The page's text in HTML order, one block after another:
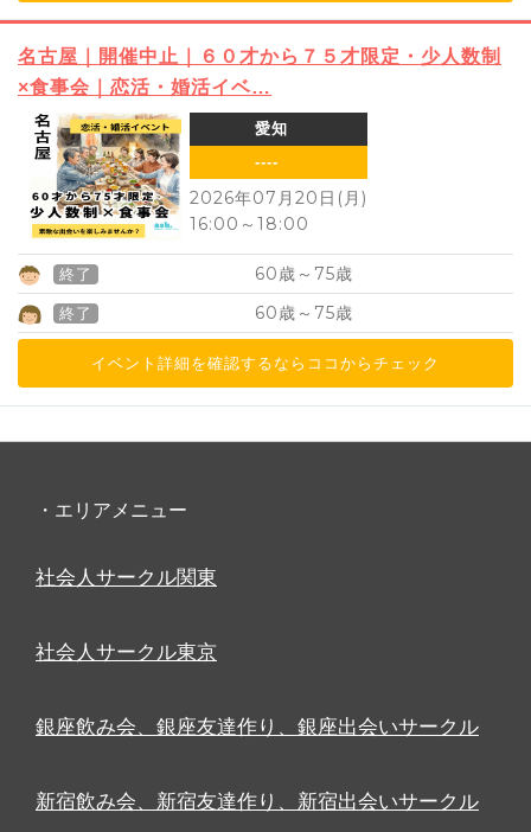
名古屋｜開催中止｜６０才から７５才限定・少人数制
×食事会｜恋活・婚活イベ…
愛知
----
2026年07月20日(月)
16:00 ～ 18:00
終了 60歳～ 75歳
終了 60歳～ 75歳
イベント詳細を確認するならココからチェック
・エリアメニュー
社会人サークル関東
社会人サークル東京
銀座飲み会、銀座友達作り、銀座出会いサークル
新宿飲み会、新宿友達作り、新宿出会いサークル